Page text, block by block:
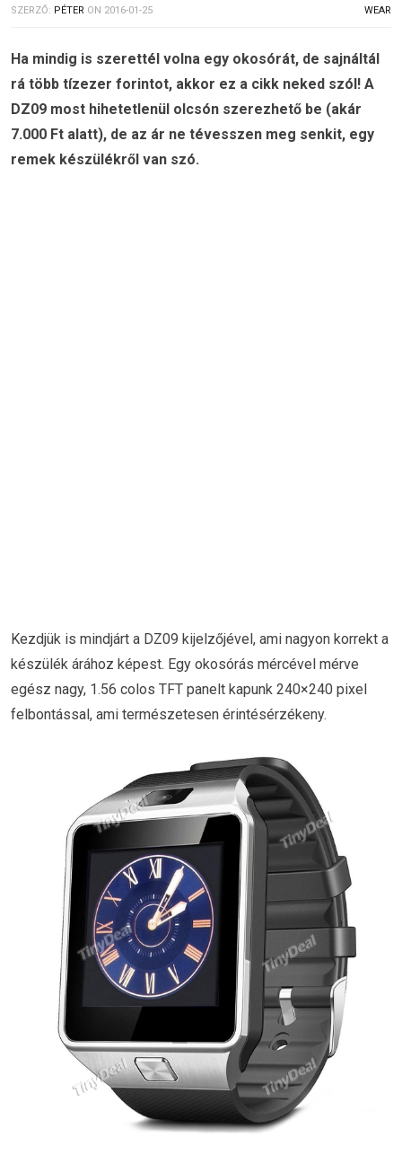
SZERZŐ: PÉTER ON 2016-01-25 WEAR
Ha mindig is szerettél volna egy okosórát, de sajnáltál
rá több tízezer forintot, akkor ez a cikk neked szól! A
DZ09 most hihetetlenül olcsón szerezhető be (akár
7.000 Ft alatt), de az ár ne tévesszen meg senkit, egy
remek készülékről van szó.
Kezdjük is mindjárt a DZ09 kijelzőjével, ami nagyon korrekt a
készülék árához képest. Egy okosórás mércével mérve
egész nagy, 1.56 colos TFT panelt kapunk 240×240 pixel
felbontással, ami természetesen érintésérzékeny.